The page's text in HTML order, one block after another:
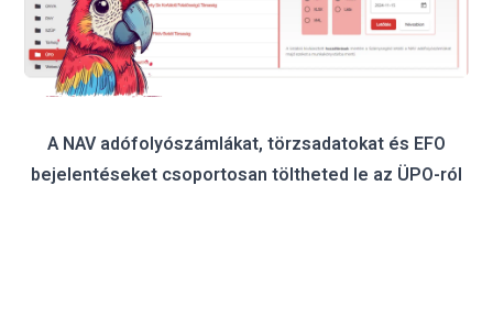
A NAV adófolyószámlákat, törzsadatokat és EFO
bejelentéseket csoportosan töltheted le az ÜPO-ról